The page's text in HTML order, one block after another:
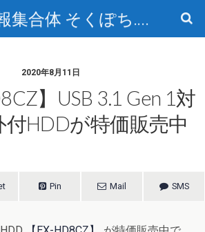
特価情報集合体 そくぽち.com
2020年8月11日
】USB 3.1 Gen 1対
付HDDが特価販売中
Pin Mail SMS